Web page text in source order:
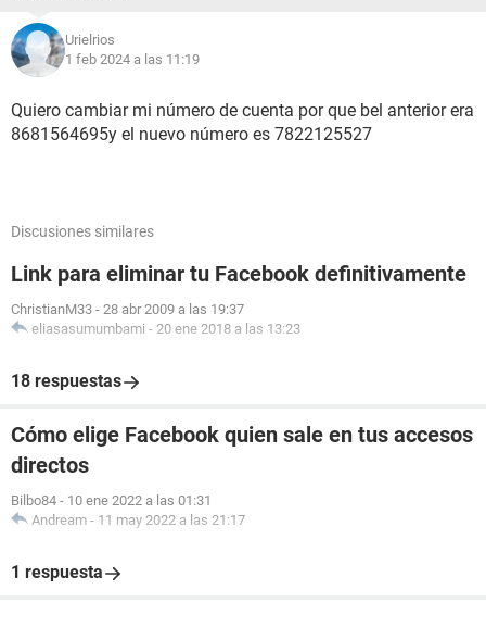
Urielrios
1 feb 2024 a las 11:19
Quiero cambiar mi número de cuenta por que bel anterior era
8681564695y el nuevo número es 7822125527
Discusiones similares
Link para eliminar tu Facebook definitivamente
ChristianM33 - 28 abr 2009 a las 19:37
eliasasumumbami - 20 ene 2018 a las 13:23
18 respuestas
Cómo elige Facebook quien sale en tus accesos
directos
Bilbo84 - 10 ene 2022 a las 01:31
Andream - 11 may 2022 a las 21:17
1 respuesta